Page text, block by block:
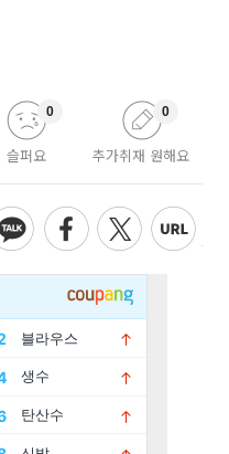
슬퍼요
0
추가취재 원해요
0